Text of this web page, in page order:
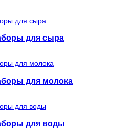
для сыра
для молока
для воды